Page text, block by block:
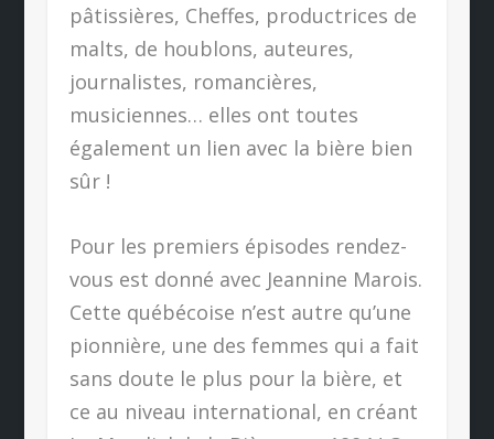
pâtissières, Cheffes, productrices de
malts, de houblons, auteures,
journalistes, romancières,
musiciennes… elles ont toutes
également un lien avec la bière bien
sûr !
Pour les premiers épisodes rendez-
vous est donné avec Jeannine Marois.
Cette québécoise n’est autre qu’une
pionnière, une des femmes qui a fait
sans doute le plus pour la bière, et
ce au niveau international, en créant